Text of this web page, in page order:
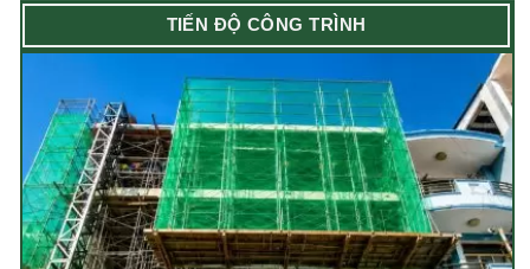
TIẾN ĐỘ CÔNG TRÌNH